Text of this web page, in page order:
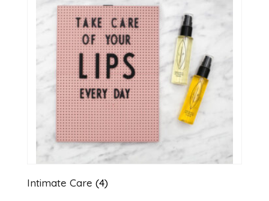
Intimate Care (4)